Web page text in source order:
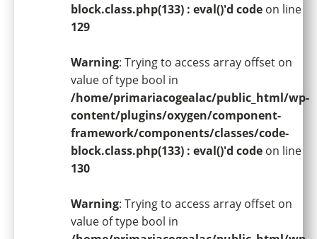
block.class.php(133) : eval()'d code on line
129
Warning: Trying to access array offset on
value of type bool in
/home/primariacogealac/public_html/wp-
content/plugins/oxygen/component-
framework/components/classes/code-
block.class.php(133) : eval()'d code on line
130
Warning: Trying to access array offset on
value of type bool in